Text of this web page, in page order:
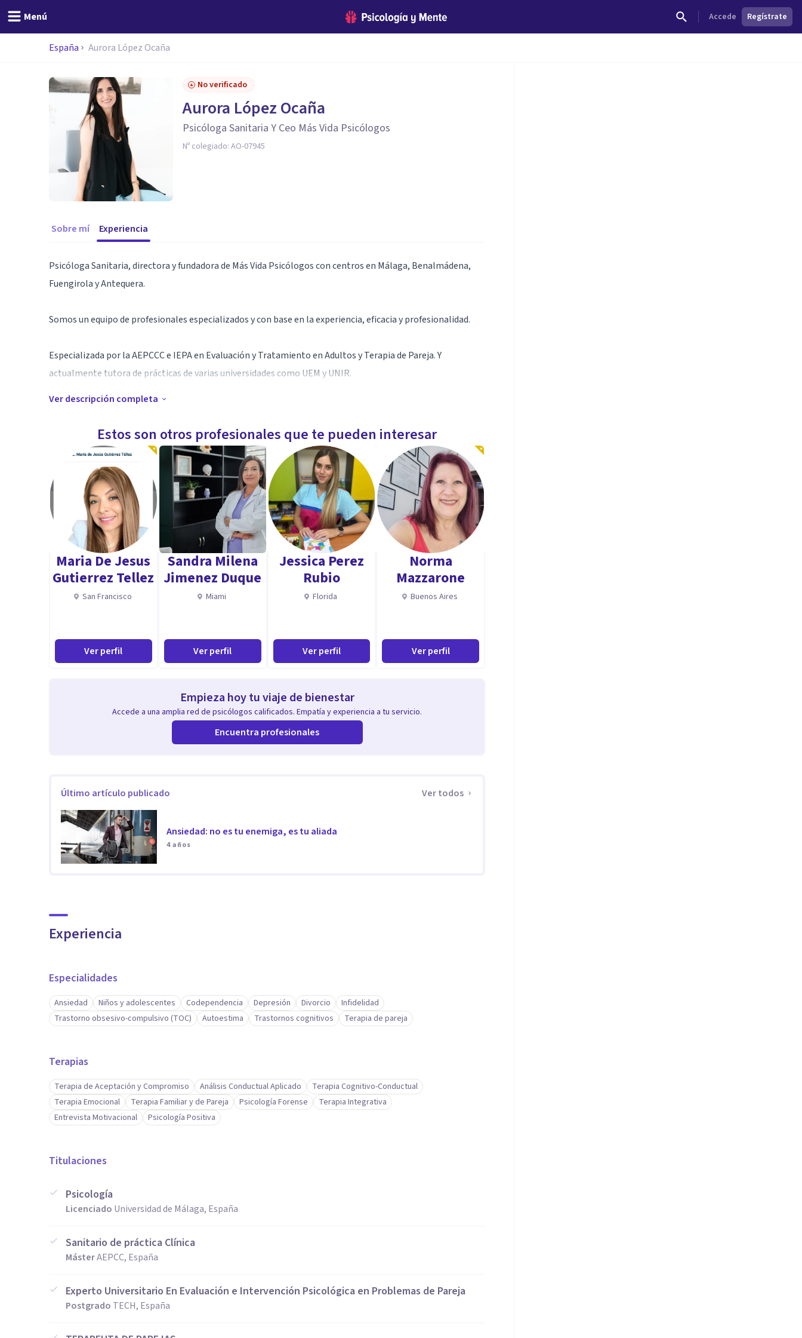
Menú Accede Regístrate
España Aurora López Ocaña
No verificado
Aurora López Ocaña
Psicóloga Sanitaria Y Ceo Más Vida Psicólogos
Nº colegiado: AO-07945
Sobre mí Experiencia
Psicóloga Sanitaria, directora y fundadora de Más Vida Psicólogos con centros en Málaga, Benalmádena,
Fuengirola y Antequera.
Somos un equipo de profesionales especializados y con base en la experiencia, eficacia y profesionalidad.
Especializada por la AEPCCC e IEPA en Evaluación y Tratamiento en Adultos y Terapia de Pareja. Y
actualmente tutora de prácticas de varias universidades como UEM y UNIR.
muchos pacientes que cada día se ponen en manos de nuestro equipo Más Vida Psicólogos.
Especialidad
- Máster Sanitario de práctica Clínica (AEPCCC)
-Experto Universitario en Evaluación e Intervención Psicológica en Problemas de Pareja
- Psicóloga Sanitaria avalada por la Delegación de Sanidad.
-Curso terapeuta de parejas (IEPA)
- Coordinadora y psicóloga centros Más Vida en Málaga centro y Benalmádena.
- Docente talleres en diversos centros sobre: Autoestima, Preocupaciones y Ansiedad.
- Experiencia profesional en el área clínica y sanitaria.
Especialista en:
-Dependencia emocional
- Trastornos sexuales y de pareja
Enfermedades tratadas:
- Duelo
- Agorafobia
- Trastornos de ansiedad
- Trastorno bipolar afectivo
- Crisis de pareja
- Depresión
Ver descripción completa
Estos son otros profesionales que te pueden interesar
Maria De Jesus
Gutierrez Tellez
San Francisco
Ver perfil
Sandra Milena
Jimenez Duque
Miami
Ver perfil
Jessica Perez
Rubio
Florida
Ver perfil
Norma
Mazzarone
Buenos Aires
Ver perfil
Empieza hoy tu viaje de bienestar
Accede a una amplia red de psicólogos calificados. Empatía y experiencia a tu servicio.
Encuentra profesionales
Último artículo publicado Ver todos
Ansiedad: no es tu enemiga, es tu aliada
4 años
Experiencia
Especialidades
Ansiedad Niños y adolescentes Codependencia Depresión Divorcio
Infidelidad
Trastorno obsesivo-compulsivo (TOC)
Autoestima Trastornos cognitivos Terapia de pareja
Terapias
Terapia de Aceptación y Compromiso Análisis Conductual Aplicado
Terapia Cognitivo-Conductual
Terapia Emocional
Terapia Familiar y de Pareja Psicología Forense
Terapia Integrativa
Entrevista Motivacional
Psicología Positiva
Titulaciones
Psicología
Licenciado Universidad de Málaga, España
Sanitario de práctica Clínica
MásterAEPCC, España
Experto Universitario En Evaluación e Intervención Psicológica en Problemas de Pareja
Postgrado TECH, España